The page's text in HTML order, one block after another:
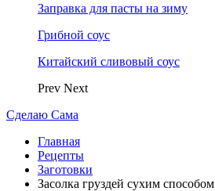
Заправка для пасты на зиму
Грибной соус
Китайский сливовый соус
Prev Next
Сделаю Сама
Главная
Рецепты
Заготовки
Засолка груздей сухим способом